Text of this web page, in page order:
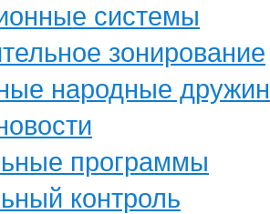
системы
зонирование
народные
программы
контроль